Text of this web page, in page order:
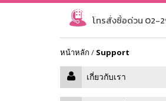
เกี่ยวกับเรา
โทรสั่งซื้อด่วน 02-
หน้าหลัก / Support
เกี่ยวกับเรา